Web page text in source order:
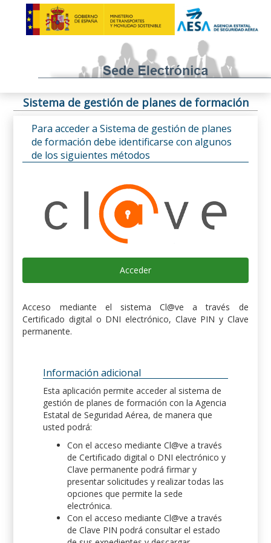
Sistema de gestión de planes de formación
Para acceder a Sistema de gestión de planes
de formación debe identificarse con algunos
de los siguientes métodos
Acceder
Acceso mediante el sistema Cl@ve a través de
Certificado digital o DNI electrónico, Clave PIN y Clave
permanente.
Información adicional
Esta aplicación permite acceder al sistema de
gestión de planes de formación con la Agencia
Estatal de Seguridad Aérea, de manera que
usted podrá:
Con el acceso mediante Cl@ve a través
de Certificado digital o DNI electrónico y
Clave permanente podrá firmar y
presentar solicitudes y realizar todas las
opciones que permite la sede
electrónica.
Con el acceso mediante Cl@ve a través
de Clave PIN podrá consultar el estado